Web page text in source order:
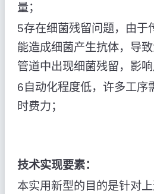
量；
5存在细菌残留问题，由于
能造成细菌产生抗体，导
管道中出现细菌残留，影响
6自动化程度低，许多工序
时费力；
技术实现要素：
本实用新型的目的是针对